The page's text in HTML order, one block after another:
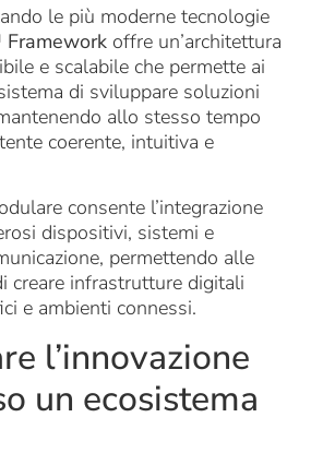
le più moderne tecnologie
offre un’architettura
e scalabile che permette ai
di sviluppare soluzioni
allo stesso tempo
coerente, intuitiva e
consente l’integrazione
dispositivi, sistemi e
permettendo alle
creare infrastrutture digitali
e ambienti connessi.
l’innovazione
un ecosistema